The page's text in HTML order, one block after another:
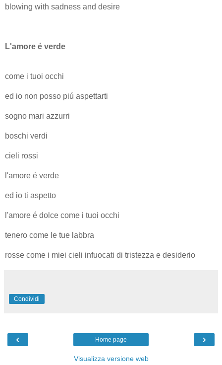
blowing with sadness and desire
L'amore é verde
come i tuoi occhi
ed io non posso piú aspettarti
sogno mari azzurri
boschi verdi
cieli rossi
l'amore é verde
ed io ti aspetto
l'amore é dolce come i tuoi occhi
tenero come le tue labbra
rosse come i miei cieli infuocati di tristezza e desiderio
Condividi
‹ ›
Home page
Visualizza versione web